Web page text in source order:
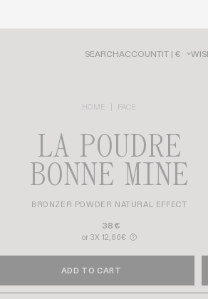
SEARCHACCOUNTIT | €
HOME FACE
LA POUDRE
BONNE MINE
BRONZER POWDER NATURAL EFFECT
38€
or 3X 12,66€ ?
ADD TO CART